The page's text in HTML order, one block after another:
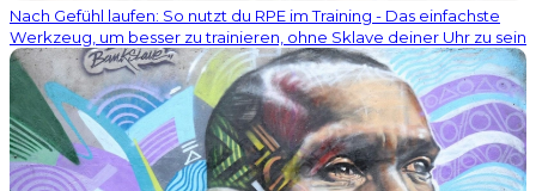
Nach Gefühl laufen: So nutzt du RPE im Training - Das einfachste
Werkzeug, um besser zu trainieren, ohne Sklave deiner Uhr zu sein